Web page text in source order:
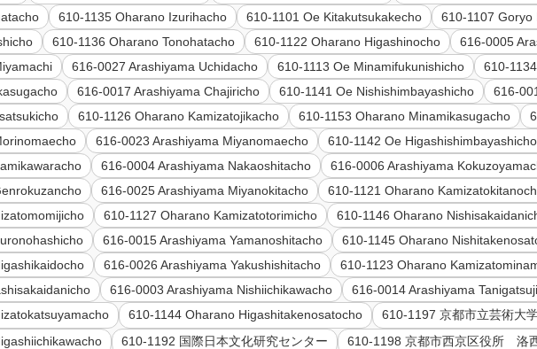
610-1135 Oharano Izurihacho 610-1101 Oe Kitakutsukakecho
610-1107 Goryo
610-1136 Oharano Tonohatacho 610-1122 Oharano Higashinocho
616-0005
616-0027 Arashiyama Uchidacho 610-1113 Oe Minamifukunishicho
610-
616-0017 Arashiyama Chajiricho 610-1141 Oe Nishishimbayashicho
616-
610-1126 Oharano Kamizatojikacho 610-1153 Oharano Minamikasugacho
616-0023 Arashiyama Miyanomaecho
610-1142 Oe Higashishimbayashicho
616-0004 Arashiyama Nakaoshitacho
616-0006 Arashiyama
616-0025 Arashiyama Miyanokitacho
610-1121 Oharano
610-1127 Oharano Kamizatotorimicho
610-1146 Oharano
616-0015 Arashiyama Yamanoshitacho
610-1145 Oharano
616-0026 Arashiyama Yakushishitacho
610-1123 Oharano
616-0003 Arashiyama Nishiichikawacho
616-0014 Arashiyama
610-1144 Oharano Higashitakenosatocho
610-1197 京都市立芸術大
610-1192 国際日本文化研究センター
610-1198 京都市西京区役所 洛